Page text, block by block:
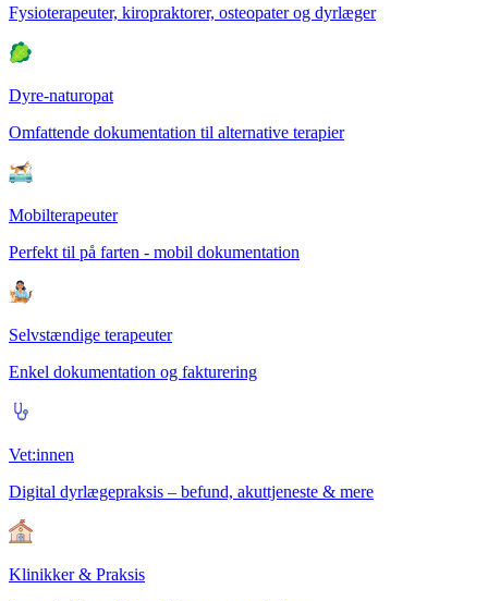
Fysioterapeuter, kiropraktorer, osteopater og dyrlæger
Dyre-naturopat
Omfattende dokumentation til alternative terapier
Mobilterapeuter
Perfekt til på farten - mobil dokumentation
Selvstændige terapeuter
Enkel dokumentation og fakturering
Vet:innen
Digital dyrlægepraksis – befund, akuttjeneste & mere
Klinikker & Praksis